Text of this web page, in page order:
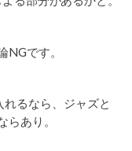
NGです。
るなら、ジャズと
あり。